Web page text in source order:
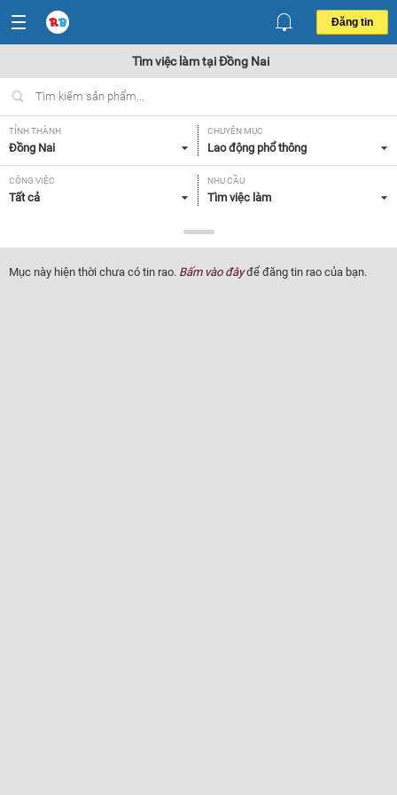
Đăng tin
Tìm việc làm tại Đồng Nai
TỈNH THÀNH
Đồng Nai
CHUYÊN MỤC
Lao động phổ thông
CÔNG VIỆC
Tất cả
NHU CẦU
Tìm việc làm
Tất cả
Mục này hiện thời chưa có tin rao. Bấm vào đâyđể đăng tin rao của bạn.